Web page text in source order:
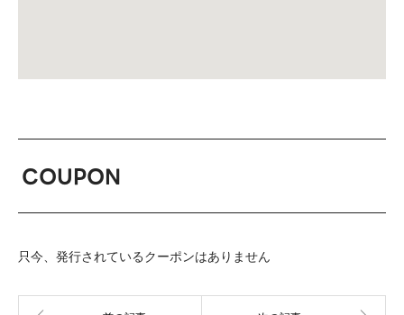
COUPON
只今、発行されているクーポンはありません